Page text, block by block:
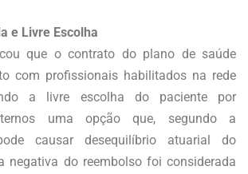
e Livre Escolha
que o contrato do plano de saúde
com profissionais habilitados na rede
a livre escolha do paciente por
uma opção que, segundo a
causar desequilíbrio atuarial do
negativa do reembolso foi considerada